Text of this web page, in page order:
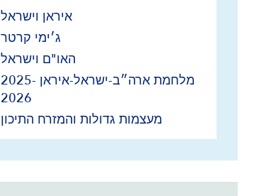
איראן וישראל
ג׳ימי קרטר
האו"ם וישראל
מלחמת ארה״ב-ישראל-איראן 2025-
2026
מעצמות גדולות והמזרח התיכון